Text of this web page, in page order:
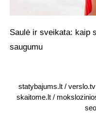
Saulė ir sveikata: kaip
saugumu
statybajums.lt/ verslo.tv
skaitome.lt/